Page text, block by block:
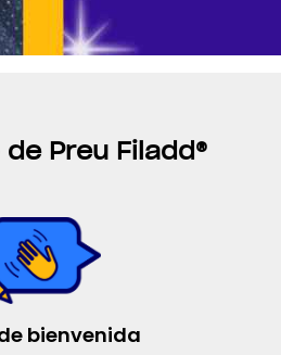
de Preu Filadd®
bienvenida